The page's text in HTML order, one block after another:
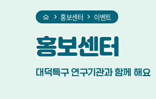
홍보센터 이벤트
홍보센터
대덕특구 연구기관과 함께 해요